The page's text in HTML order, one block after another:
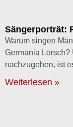
Sängerporträt:
Warum singen
Germania Lorsch?
nachzugehen, ist
Weiterlesen »